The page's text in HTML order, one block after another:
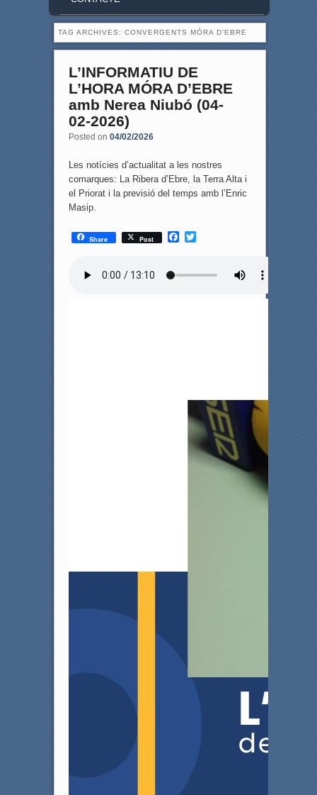
TAG ARCHIVES: CONVERGENTS MÓRA D’EBRE
L’INFORMATIU DE
L’HORA MÓRA D’EBRE
amb Nerea Niubó (04-
02-2026)
Posted on 04/02/2026
Les notícies d’actualitat a les nostres
comarques: La Ribera d’Ebre, la Terra Alta i
el Priorat i la previsió del temps amb l’Enric
Masip.
Share Post
F
T